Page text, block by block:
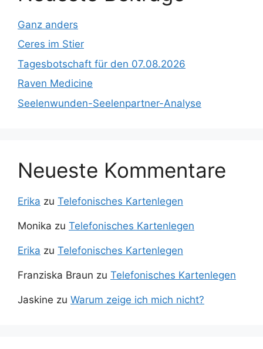
o
k
h
n
Ganz anders
Ceres im Stier
Tagesbotschaft für den 07.08.2026
Raven Medicine
Seelenwunden-Seelenpartner-Analyse
Neueste Kommentare
Erika zu Telefonisches Kartenlegen
Monika zu Telefonisches Kartenlegen
Erika zu Telefonisches Kartenlegen
Franziska Braun zu Telefonisches Kartenlegen
Jaskine zu Warum zeige ich mich nicht?